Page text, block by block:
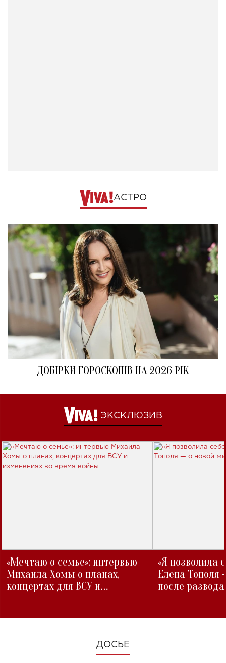
АСТРО
ДОБІРКИ ГОРОСКОПІВ НА 2026 РІК
ЭКСКЛЮЗИВ
«Мечтаю о семье»: интервью
Михаила Хомы о планах,
концертах для ВСУ и
«Я позволила
Елена Тополя
после развода
ДОСЬЕ